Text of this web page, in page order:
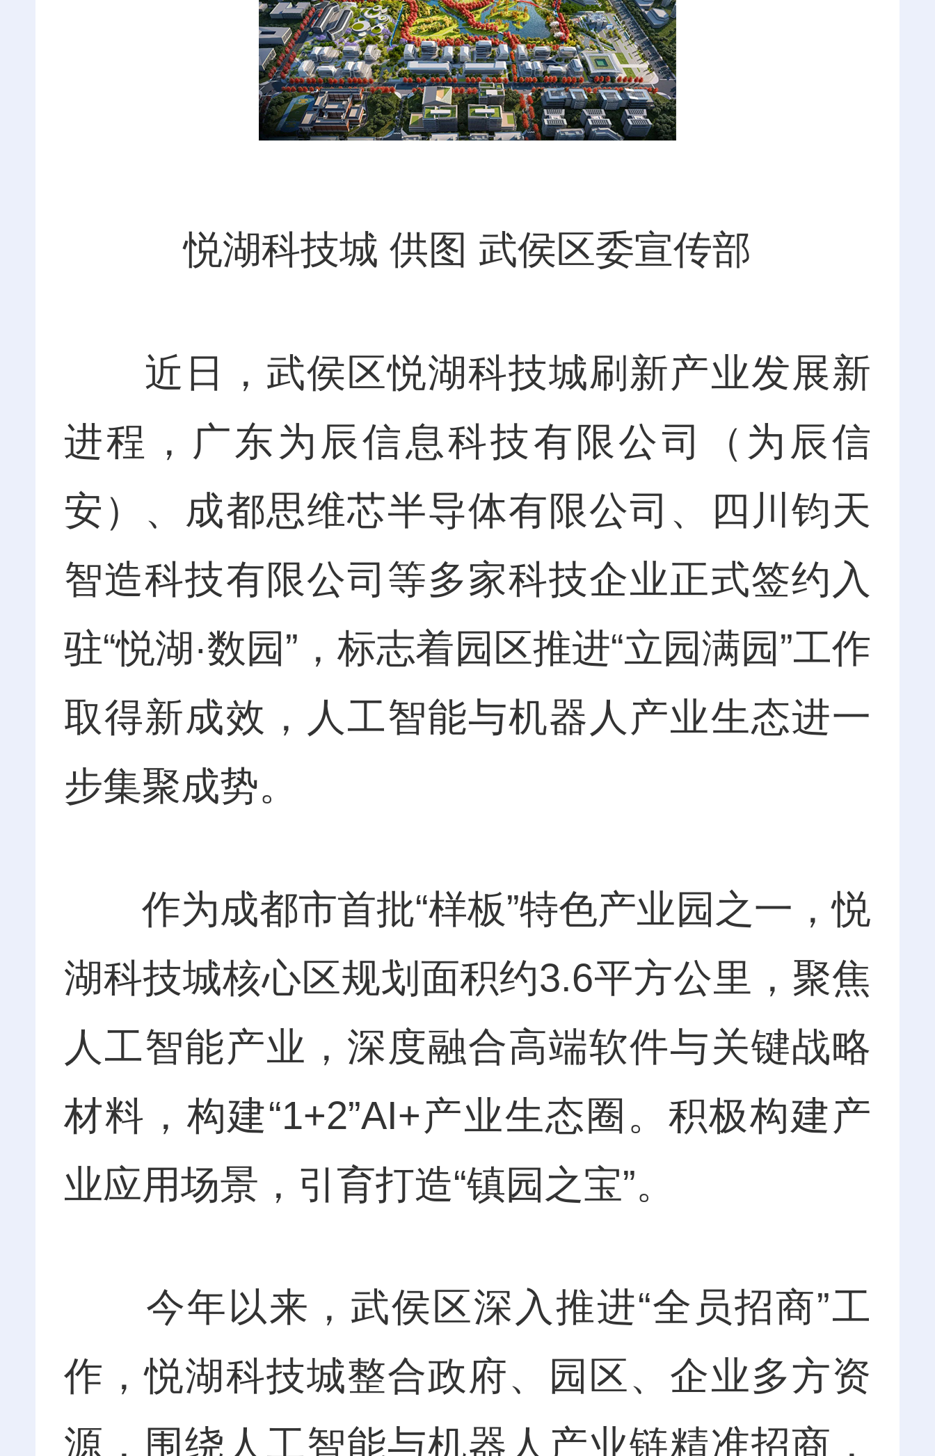
悦湖科技城 供图 武侯区委宣传部
近日，武侯区悦湖科技城刷新产业发展新
进程，广东为辰信息科技有限公司（为辰信
安）、成都思维芯半导体有限公司、四川钧天
智造科技有限公司等多家科技企业正式签约入
驻“悦湖·数园”，标志着园区推进“立园满园”工作
取得新成效，人工智能与机器人产业生态进一
步集聚成势。
作为成都市首批“样板”特色产业园之一，悦
湖科技城核心区规划面积约3.6平方公里，聚焦
人工智能产业，深度融合高端软件与关键战略
材料，构建“1+2”AI+产业生态圈。积极构建产
业应用场景，引育打造“镇园之宝”。
今年以来，武侯区深入推进“全员招商”工
作，悦湖科技城整合政府、园区、企业多方资
源，围绕人工智能与机器人产业链精准招商，